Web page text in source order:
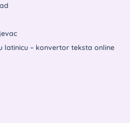
latinicu – konvertor teksta online